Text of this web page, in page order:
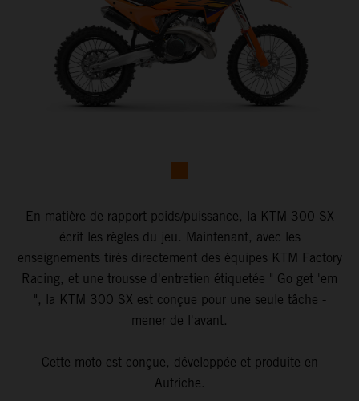
En matière de rapport poids/puissance, la KTM 300 SX
écrit les règles du jeu. Maintenant, avec les
enseignements tirés directement des équipes KTM Factory
Racing, et une trousse d'entretien étiquetée " Go get 'em
", la KTM 300 SX est conçue pour une seule tâche -
mener de l'avant.
Cette moto est conçue, développée et produite en
Autriche.